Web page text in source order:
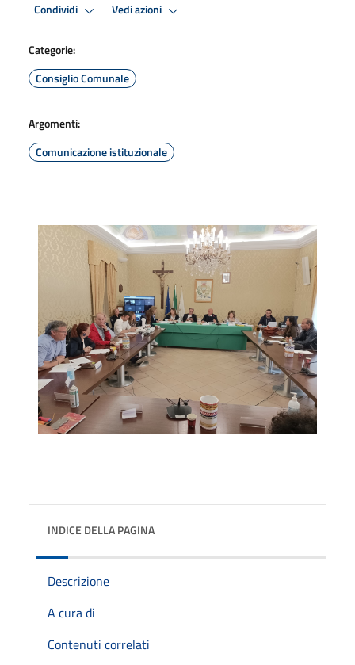
Condividi Vedi azioni
Categorie:
Consiglio Comunale
Argomenti:
Comunicazione istituzionale
INDICE DELLA PAGINA
Descrizione
A cura di
Contenuti correlati